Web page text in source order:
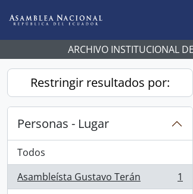
ARCHIVO INSTITUCIONAL
Restringir resultados por:
Personas - Lugar
Todos
Asambleísta Gustavo Terán
, 1 resultados
1